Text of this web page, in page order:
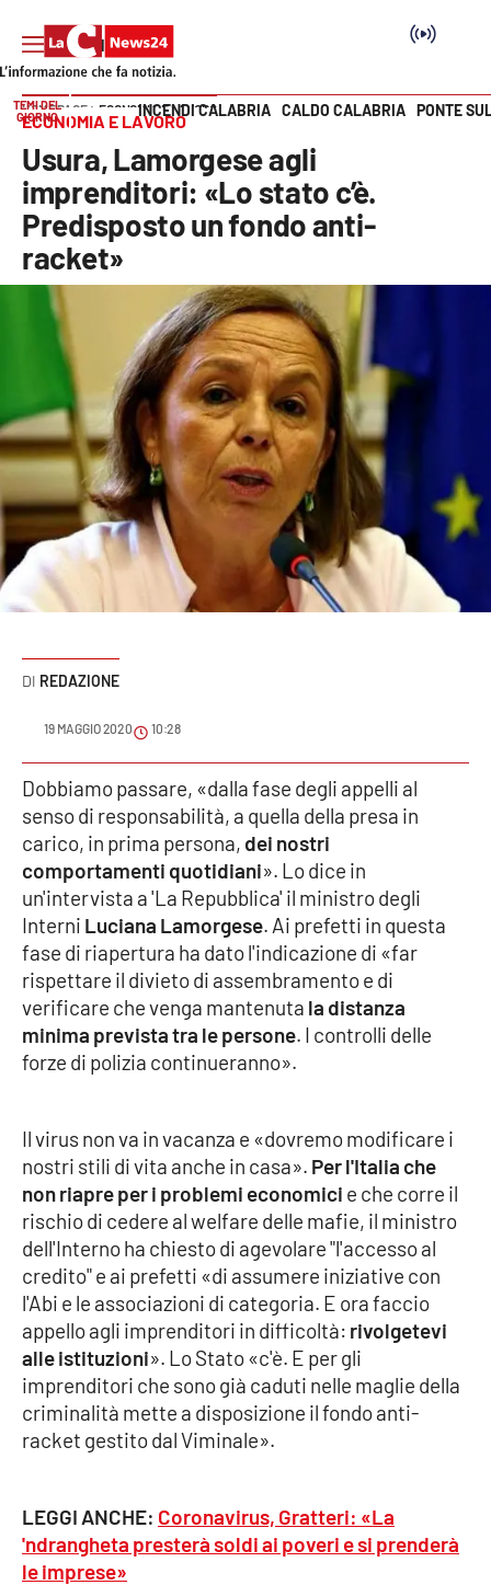
Cronaca
Politica
Attualità
Economia e lavoro
Italia Mondo
Sanità
Sport
Cultura
Podcast
Meteo
Editoriali
VIDEO
Ambiente
Cronaca
Cultura
Politica
Sanità
Società
Sport
RUBRICHE
Good Morning Vietnam
Leggendo Alvaro insieme
Vai
TEMI DEL
GIORNO
INCENDI CALABRIA CALDO CALABRIA PONTE
HOME PAGE ECONOMIA E LAVORO
ECONOMIA E LAVORO
Usura, Lamorgese agli
imprenditori: «Lo stato c’è.
Predisposto un fondo anti-
racket»
REDAZIONE
19 MAGGIO 2020 10:28
Dobbiamo passare, «dalla fase degli appelli al
senso di responsabilità, a quella della presa in
carico, in prima persona, dei nostri
comportamenti quotidiani». Lo dice in
un'intervista a 'La Repubblica' il ministro degli
Interni Luciana Lamorgese. Ai prefetti in questa
fase di riapertura ha dato l'indicazione di «far
rispettare il divieto di assembramento e di
verificare che venga mantenuta la distanza
minima prevista tra le persone. I controlli delle
forze di polizia continueranno».
Il virus non va in vacanza e «dovremo modificare i
nostri stili di vita anche in casa». Per l'Italia che
non riapre per i problemi economici e che corre il
rischio di cedere al welfare delle mafie, il ministro
dell'Interno ha chiesto di agevolare "l'accesso al
credito" e ai prefetti «di assumere iniziative con
l'Abi e le associazioni di categoria. E ora faccio
appello agli imprenditori in difficoltà: rivolgetevi
alle istituzioni». Lo Stato «c'è. E per gli
imprenditori che sono già caduti nelle maglie della
criminalità mette a disposizione il fondo anti-
racket gestito dal Viminale».
LEGGI ANCHE: Coronavirus, Gratteri: «La
'ndrangheta presterà soldi ai poveri e si prenderà
le imprese»